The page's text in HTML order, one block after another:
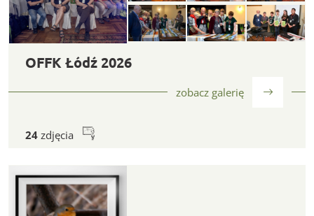
OFFK Łódź 2026
24 zdjęcia
zobacz galerię